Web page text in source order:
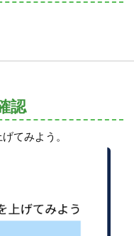
認
てみよう。